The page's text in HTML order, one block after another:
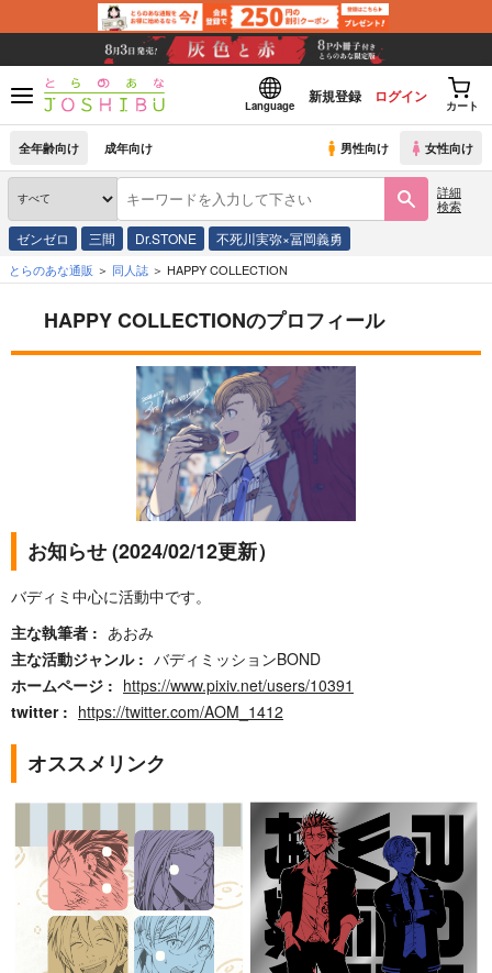
Language
新規登録 ログイン
カート
全年齢向け 成年向け 男性向け 女性向け
詳細
検索
ゼンゼロ 三間 Dr.STONE 不死川実弥×冨岡義勇
とらのあな通販 同人誌 HAPPY COLLECTION
HAPPY COLLECTIONのプロフィール
お知らせ (2024/02/12更新）
バディミ中心に活動中です。
主な執筆者
あおみ
主な活動ジャンル
バディミッションBOND
ホームページ
https://www.pixiv.net/users/10391
twitter
https://twitter.com/AOM_1412
オススメリンク